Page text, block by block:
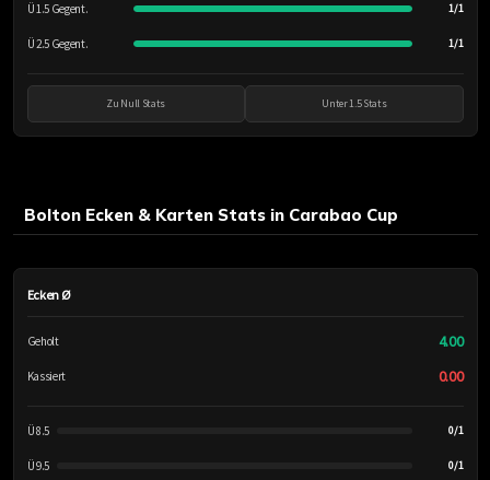
Ü 1.5 Gegent. 1/1
Ü 2.5 Gegent. 1/1
Zu Null Stats Unter 1.5 Stats
Bolton Ecken & Karten Stats in Carabao Cup
Ecken Ø
Geholt 4.00
Kassiert 0.00
Ü 8.5 0/1
Ü 9.5 0/1